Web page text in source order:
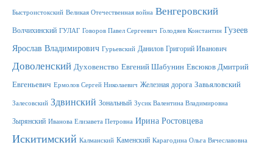
Быстроистокский Великая Отечественная война Венгеровский
Волчихинский ГУЛАГ Говоров Павел Сергеевич Голодяев Константин Гузеев
Ярослав Владимирович Гурьевский Данилов Григорий Иванович
Доволенский Духовенство Евгений Шабунин Евсюков Дмитрий
Евгеньевич Ермолов Сергей Николаевич Железная дорога Завьяловский
Залесовский Здвинский Зональный Зусик Валентина Владимировна
Зырянский Иванова Елизавета Петровна Ирина Ростовцева
Искитимский Калманский Каменский Карагодина Ольга Вячеславовна